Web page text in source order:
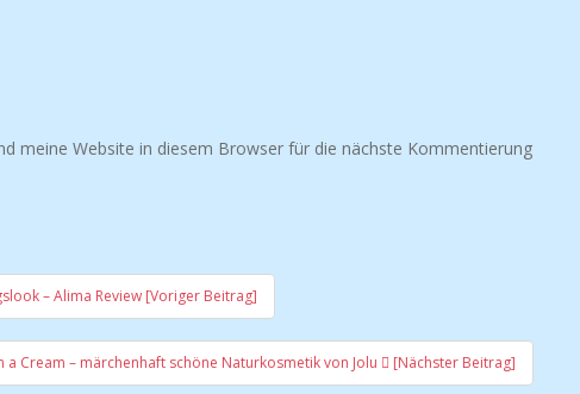
meine Website in diesem Browser für die nächste Kommentierung
– Alima Review [Voriger Beitrag]
a Cream – märchenhaft schöne Naturkosmetik von Jolu [Nächster Beitrag]